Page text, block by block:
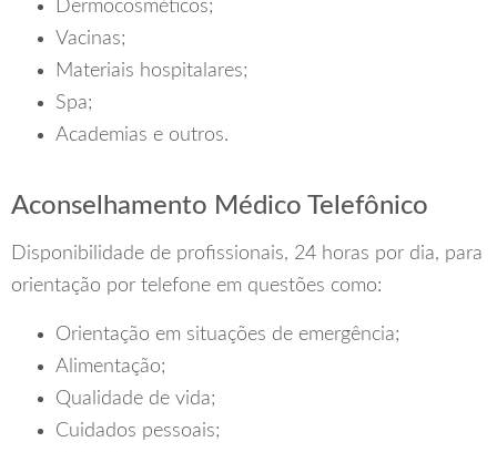
Dermocosméticos;
Vacinas;
Materiais hospitalares;
Spa;
Academias e outros.
Aconselhamento Médico Telefônico
Disponibilidade de profissionais, 24 horas por dia, para
orientação por telefone em questões como:
Orientação em situações de emergência;
Alimentação;
Qualidade de vida;
Cuidados pessoais;